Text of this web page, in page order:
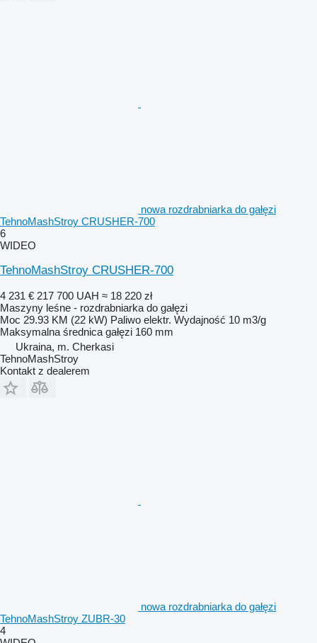
nowa rozdrabniarka do gałęzi
TehnoMashStroy CRUSHER-700
6
WIDEO
TehnoMashStroy CRUSHER-700
4 231 € 217 700 UAH ≈ 18 220 zł
Maszyny leśne - rozdrabniarka do gałęzi
Moc 29.93 KM (22 kW) Paliwo elektr. Wydajność 10 m3/g
Maksymalna średnica gałęzi 160 mm
Ukraina, m. Cherkasi
TehnoMashStroy
Kontakt z dealerem
nowa rozdrabniarka do gałęzi
TehnoMashStroy ZUBR-30
4